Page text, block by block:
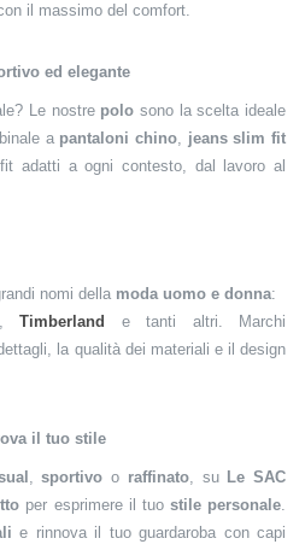
il massimo del comfort.
ed elegante
Le nostre polo sono la scelta ideale
a pantaloni chino, jeans slim fit
adatti a ogni contesto, dal lavoro al
nomi della moda uomo e donna:
,Timberland
e tanti altri. Marchi
la qualità dei materiali e il design
il tuo stile
,sportivo o raffinato, su Le SAC
per esprimere il tuo stile personale.
e rinnova il tuo guardaroba con capi